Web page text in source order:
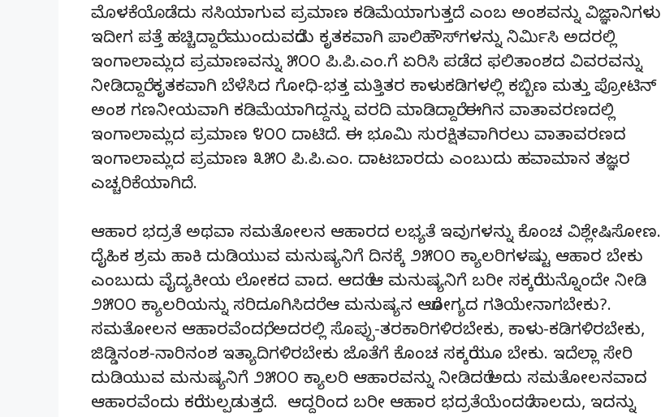
ಮೊಳಕೆಯೊಡೆದು ಸಸಿಯಾಗುವ ಪ್ರಮಾಣ ಕಡಿಮೆಯಾಗುತ್ತದೆ ಎಂಬ ಅಂಶವನ್ನು ವಿಜ್ಞಾನಿಗಳು
ಇದೀಗ ಪತ್ತೆ ಹಚ್ಚಿದ್ದಾರೆ. ಮುಂದುವರೆದು ಕೃತಕವಾಗಿ ಪಾಲಿಹೌಸ್‌ಗಳನ್ನು ನಿರ್ಮಿಸಿ ಅದರಲ್ಲಿ
ಇಂಗಾಲಾಮ್ಲದ ಪ್ರಮಾಣವನ್ನು ೫೦೦ ಪಿ.ಪಿ.ಎಂ.ಗೆ ಏರಿಸಿ ಪಡೆದ ಫಲಿತಾಂಶದ ವಿವರವನ್ನು
ನೀಡಿದ್ದಾರೆ. ಕೃತಕವಾಗಿ ಬೆಳೆಸಿದ ಗೋಧಿ-ಭತ್ತ ಮತ್ತಿತರ ಕಾಳುಕಡಿಗಳಲ್ಲಿ ಕಬ್ಬಿಣ ಮತ್ತು ಪ್ರೋಟಿನ್
ಅಂಶ ಗಣನೀಯವಾಗಿ ಕಡಿಮೆಯಾಗಿದ್ದನ್ನು ವರದಿ ಮಾಡಿದ್ದಾರೆ. ಈಗಿನ ವಾತಾವರಣದಲ್ಲಿ
ಇಂಗಾಲಾಮ್ಲದ ಪ್ರಮಾಣ ೪೦೦ ದಾಟಿದೆ. ಈ ಭೂಮಿ ಸುರಕ್ಷಿತವಾಗಿರಲು ವಾತಾವರಣದ
ಇಂಗಾಲಾಮ್ಲದ ಪ್ರಮಾಣ ೩೫೦ ಪಿ.ಪಿ.ಎಂ. ದಾಟಬಾರದು ಎಂಬುದು ಹವಾಮಾನ ತಜ್ಞರ
ಎಚ್ಚರಿಕೆಯಾಗಿದೆ.
ಆಹಾರ ಭದ್ರತೆ ಅಥವಾ ಸಮತೋಲನ ಆಹಾರದ ಲಭ್ಯತೆ ಇವುಗಳನ್ನು ಕೊಂಚ ವಿಶ್ಲೇಷಿಸೋಣ.
ದೈಹಿಕ ಶ್ರಮ ಹಾಕಿ ದುಡಿಯುವ ಮನುಷ್ಯನಿಗೆ ದಿನಕ್ಕೆ ೨೫೦೦ ಕ್ಯಾಲರಿಗಳಷ್ಟು ಆಹಾರ ಬೇಕು
ಎಂಬುದು ವೈದ್ಯಕೀಯ ಲೋಕದ ವಾದ. ಆದರೆ ಆ ಮನುಷ್ಯನಿಗೆ ಬರೀ ಸಕ್ಕರೆಯನ್ನೊಂದೇ ನೀಡಿ
೨೫೦೦ ಕ್ಯಾಲರಿಯನ್ನು ಸರಿದೂಗಿಸಿದರೆ ಆ ಮನುಷ್ಯನ ಆರೋಗ್ಯದ ಗತಿಯೇನಾಗಬೇಕು?.
ಸಮತೋಲನ ಆಹಾರವೆಂದರೆ, ಅದರಲ್ಲಿ ಸೊಪ್ಪು-ತರಕಾರಿಗಳಿರಬೇಕು, ಕಾಳು-ಕಡಿಗಳಿರಬೇಕು,
ಜಿಡ್ಡಿನಂಶ-ನಾರಿನಂಶ ಇತ್ಯಾದಿಗಳಿರಬೇಕು ಜೊತೆಗೆ ಕೊಂಚ ಸಕ್ಕರೆಯೂ ಬೇಕು. ಇದೆಲ್ಲಾ ಸೇರಿ
ದುಡಿಯುವ ಮನುಷ್ಯನಿಗೆ ೨೫೦೦ ಕ್ಯಾಲರಿ ಆಹಾರವನ್ನು ನೀಡಿದರೆ ಅದು ಸಮತೋಲನವಾದ
ಆಹಾರವೆಂದು ಕರೆಯಲ್ಪಡುತ್ತದೆ. ಆದ್ದರಿಂದ ಬರೀ ಆಹಾರ ಭದ್ರತೆಯೆಂದರೆ ಸಾಲದು, ಇದನ್ನು